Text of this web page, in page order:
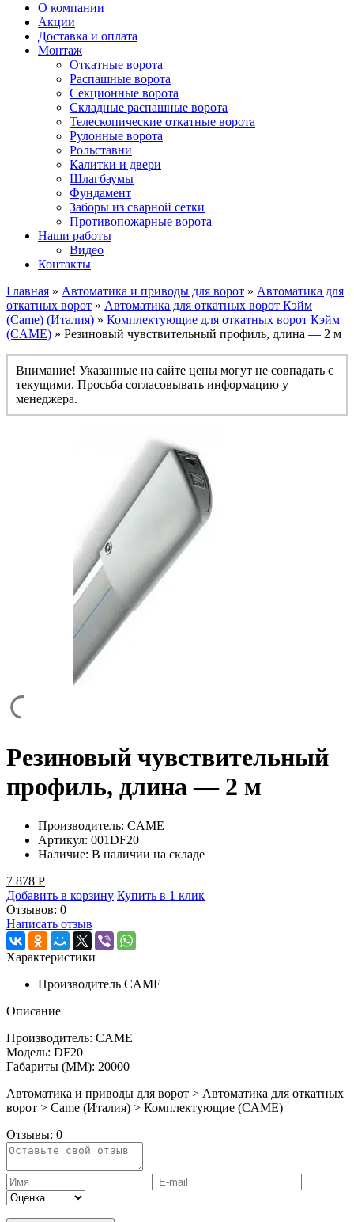
О компании
Акции
Доставка и оплата
Монтаж
Откатные ворота
Распашные ворота
Секционные ворота
Складные распашные ворота
Телескопические откатные ворота
Рулонные ворота
Рольставни
Калитки и двери
Шлагбаумы
Фундамент
Заборы из сварной сетки
Противопожарные ворота
Наши работы
Видео
Контакты
Главная » Автоматика и приводы для ворот » Автоматика для
откатных ворот » Автоматика для откатных ворот Кэйм
(Came) (Италия) » Комплектующие для откатных ворот Кэйм
(CAME) » Резиновый чувствительный профиль, длина — 2 м
Внимание! Указанные на сайте цены могут не совпадать с
текущими. Просьба согласовывать информацию у
менеджера.
Резиновый чувствительный
профиль, длина — 2 м
Производитель: CAME
Артикул: 001DF20
Наличие: В наличии на складе
7 878 Р
Добавить в корзину Купить в 1 клик
Отзывов: 0
Написать отзыв
Характеристики
Производитель CAME
Описание
Производитель: CAME
Модель: DF20
Габариты (ММ): 20000
Автоматика и приводы для ворот > Автоматика для откатных
ворот > Came (Италия) > Комплектующие (CAME)
Отзывы: 0